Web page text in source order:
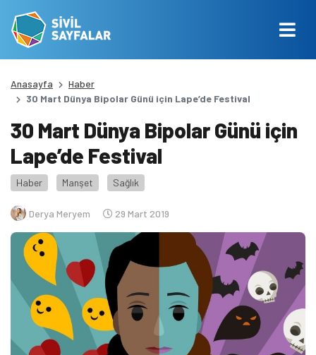
Anasayfa
Haber
30 Mart Dünya Bipolar Günü için Lape’de Festival
30 Mart Dünya Bipolar Günü için
Lape’de Festival
Haber Manşet Sağlık
Derya Meryem 29 Mart 2019